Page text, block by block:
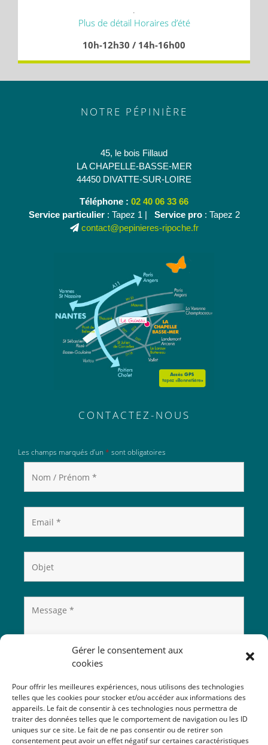
Gérer le consentement aux
cookies
Pour offrir les meilleures expériences, nous utilisons des technologies
telles que les cookies pour stocker et/ou accéder aux informations des
appareils. Le fait de consentir à ces technologies nous permettra de
traiter des données telles que le comportement de navigation ou les ID
uniques sur ce site. Le fait de ne pas consentir ou de retirer son
consentement peut avoir un effet négatif sur certaines caractéristiques
.
Plus de détail Horaires d’été
10h-12h30 / 14h-16h00
NOTRE PÉPINIÈRE
45, le bois Fillaud
LA CHAPELLE-BASSE-MER
44450 DIVATTE-SUR-LOIRE
Téléphone : 02 40 06 33 66
Service particulier: Tapez 1 | Service pro: Tapez 2
contact@pepinieres-ripoche.fr
CONTACTEZ-NOUS
Les champs marqués d’un * sont obligatoires